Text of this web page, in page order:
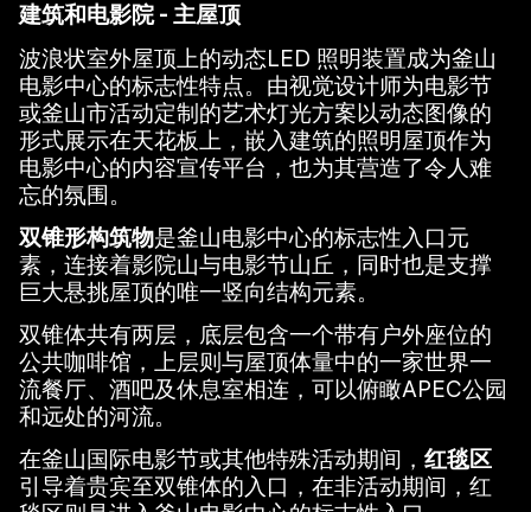
建筑和电影院 - 主屋顶
波浪状室外屋顶上的动态LED 照明装置成为釜山
电影中心的标志性特点。由视觉设计师为电影节
或釜山市活动定制的艺术灯光方案以动态图像的
形式展示在天花板上，嵌入建筑的照明屋顶作为
电影中心的内容宣传平台，也为其营造了令人难
忘的氛围。
双锥形构筑物是釜山电影中心的标志性入口元
素，连接着影院山与电影节山丘，同时也是支撑
巨大悬挑屋顶的唯一竖向结构元素。
双锥体共有两层，底层包含一个带有户外座位的
公共咖啡馆，上层则与屋顶体量中的一家世界一
流餐厅、酒吧及休息室相连，可以俯瞰APEC公园
和远处的河流。
在釜山国际电影节或其他特殊活动期间， 红毯区
引导着贵宾至双锥体的入口，在非活动期间，红